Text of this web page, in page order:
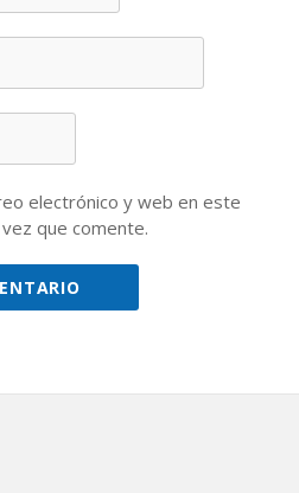
electrónico y web en este
que comente.